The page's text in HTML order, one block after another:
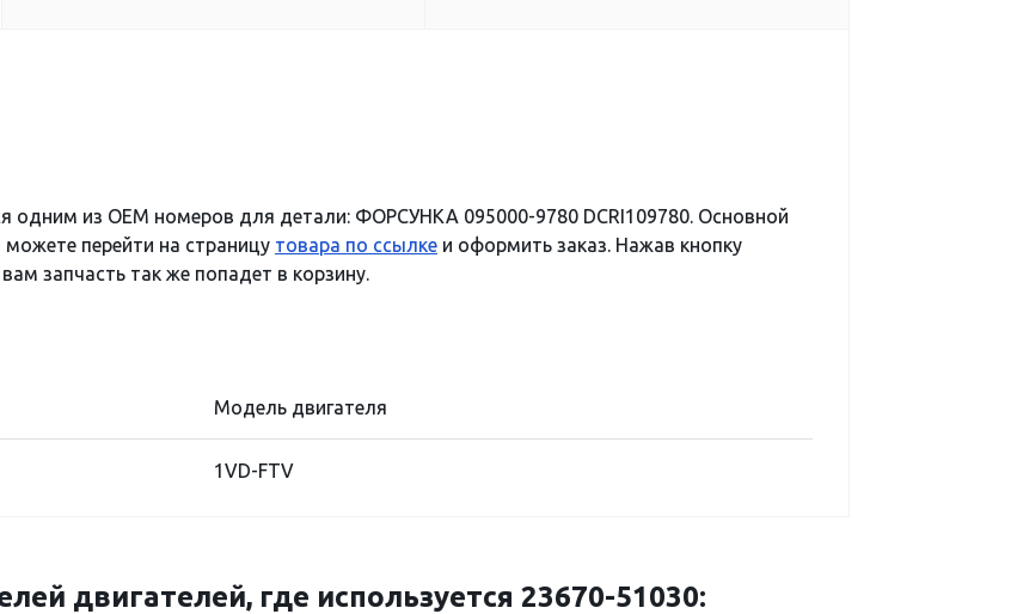
одним из OEM номеров для детали: ФОРСУНКА 095000-9780 DCRI109780. Основной
перейти на страницу товара по ссылке и оформить заказ. Нажав кнопку
запчасть так же попадет в корзину.
Модель двигателя
1VD-FTV
двигателей, где используется 23670-51030: